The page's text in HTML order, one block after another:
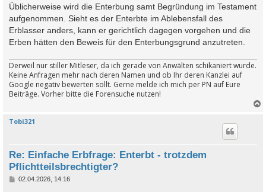
i
t
r
a
g
Üblicherweise wird die Enterbung samt Begründung im Testament
aufgenommen. Sieht es der Enterbte im Ablebensfall des
Erblasser anders, kann er gerichtlich dagegen vorgehen und die
Erben hätten den Beweis für den Enterbungsgrund anzutreten.
Derweil nur stiller Mitleser, da ich gerade von Anwälten schikaniert wurde.
Keine Anfragen mehr nach deren Namen und ob Ihr deren Kanzlei auf
Google negativ bewerten sollt. Gerne melde ich mich per PN auf Eure
Beiträge. Vorher bitte die Forensuche nutzen!
Tobi321
Re: Einfache Erbfrage: Enterbt - trotzdem
Pflichtteilsbrechtigter?
B02.04.2026, 14:16